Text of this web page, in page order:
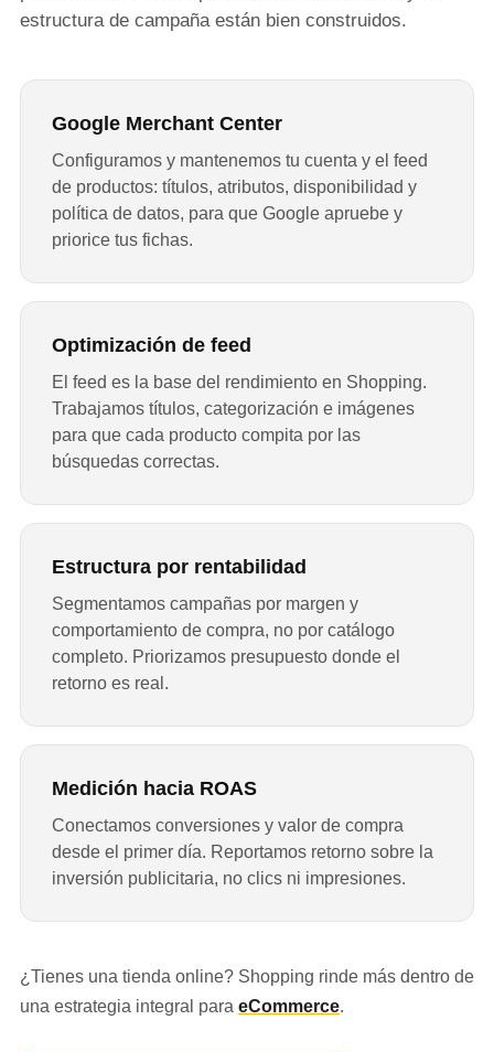
estructura de campaña están bien construidos.
Google Merchant Center
Configuramos y mantenemos tu cuenta y el feed
de productos: títulos, atributos, disponibilidad y
política de datos, para que Google apruebe y
priorice tus fichas.
Optimización de feed
El feed es la base del rendimiento en Shopping.
Trabajamos títulos, categorización e imágenes
para que cada producto compita por las
búsquedas correctas.
Estructura por rentabilidad
Segmentamos campañas por margen y
comportamiento de compra, no por catálogo
completo. Priorizamos presupuesto donde el
retorno es real.
Medición hacia ROAS
Conectamos conversiones y valor de compra
desde el primer día. Reportamos retorno sobre la
inversión publicitaria, no clics ni impresiones.
¿Tienes una tienda online? Shopping rinde más dentro de
una estrategia integral para eCommerce.